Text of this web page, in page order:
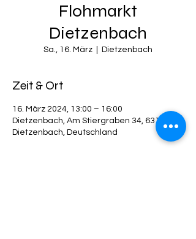
Flohmarkt
Dietzenbach
Sa., 16. März Dietzenbach
Zeit & Ort
16. März 2024, 13:00 – 16:00
Dietzenbach, Am Stiergraben 34, 63128
Dietzenbach, Deutschland